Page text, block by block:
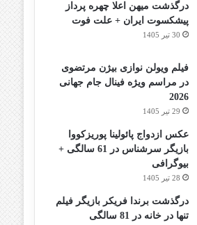
درگذشت میهن اعلا چهره پرداز
پیشکسوت ایران + علت فوت
30 تیر 1405
فیلم ویولن نوازی بیژن مرتضوی
در مراسم ویژه فینال جام جهانی
2026
29 تیر 1405
عکس ازدواج پائولینا پوریزکووا
بازیگر سرشناس در 61 سالگی +
بیوگرافی
28 تیر 1405
درگذشت برندا فریکر بازیگر فیلم
تنها در خانه در 81 سالگی